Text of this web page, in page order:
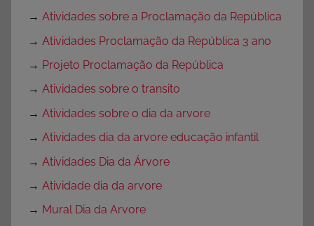
→ Atividades sobre a Proclamação da República
→ Atividades Proclamação da República 3 ano
→ Projeto Proclamação da República
→ Atividades sobre o transito
→ Atividades sobre o dia da arvore
→ Atividades dia da arvore educação infantil
→ Atividades Dia da Árvore
→ Atividade dia da arvore
→ Mural Dia da Arvore